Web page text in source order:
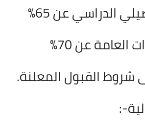
الدراسي عن 65
%
العامة عن 70
%
شروط القبول المعلنة.
:-